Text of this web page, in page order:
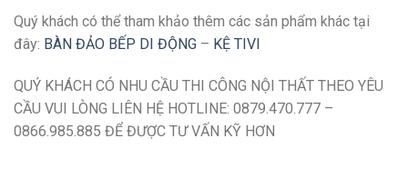
Quý khách có thể tham khảo thêm các sản phẩm khác tại
đây: BÀN ĐẢO BẾP DI ĐỘNG – KỆ TIVI
QUÝ KHÁCH CÓ NHU CẦU THI CÔNG NỘI THẤT THEO YÊU
CẦU VUI LÒNG LIÊN HỆ HOTLINE: 0879.470.777 –
0866.985.885 ĐỂ ĐƯỢC TƯ VẤN KỸ HƠN